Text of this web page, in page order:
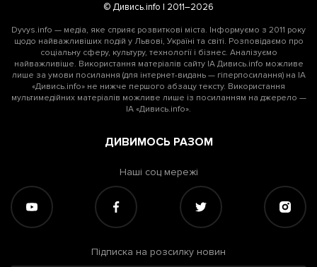
© Дивись.info | 2011–2026
Dyvys.info — медіа, яке сприяє розвиткові міста. Інформуємо з 2011 року
щодо найважливіших подій у Львові, Україні та світі. Розповідаємо про
соціальну сферу, культуру, технології і бізнес. Аналізуємо
найважливіше. Використання матеріалів сайту ІА Дивись.info можливе
лише за умови посилання (для інтернет-видань — гіперпосилання) на ІА
«Дивись.info» не нижче першого абзацу тексту. Використання
мультимедійних матеріалів можливе лише із посиланням на джерело —
ІА «Дивись.info».
ДИВИМОСЬ РАЗОМ
Наші соц мережі
Підписка на розсилку новин